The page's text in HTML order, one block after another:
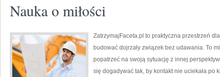
Nauka o miłości
ZatrzymajFaceta.pl to praktyczna przestrzeń
budować dojrzały związek bez udawania. To
popatrzeć na swoją sytuację z innej
się dogadywać tak, by kontakt nie uciekała po